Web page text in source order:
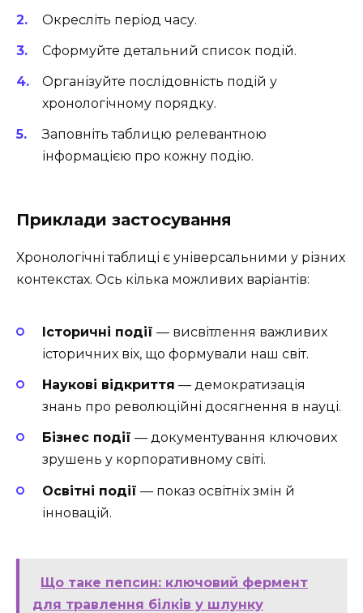
Окресліть період часу.
Сформуйте детальний список подій.
Організуйте послідовність подій у
хронологічному порядку.
Заповніть таблицю релевантною
інформацією про кожну подію.
Приклади застосування
Хронологічні таблиці є універсальними у різних
контекстах. Ось кілька можливих варіантів:
Історичні події — висвітлення важливих
історичних віх, що формували наш світ.
Наукові відкриття — демократизація
знань про революційні досягнення в науці.
Бізнес події — документування ключових
зрушень у корпоративному світі.
Освітні події — показ освітніх змін й
інновацій.
Що таке пепсин: ключовий фермент
для травлення білків у шлунку